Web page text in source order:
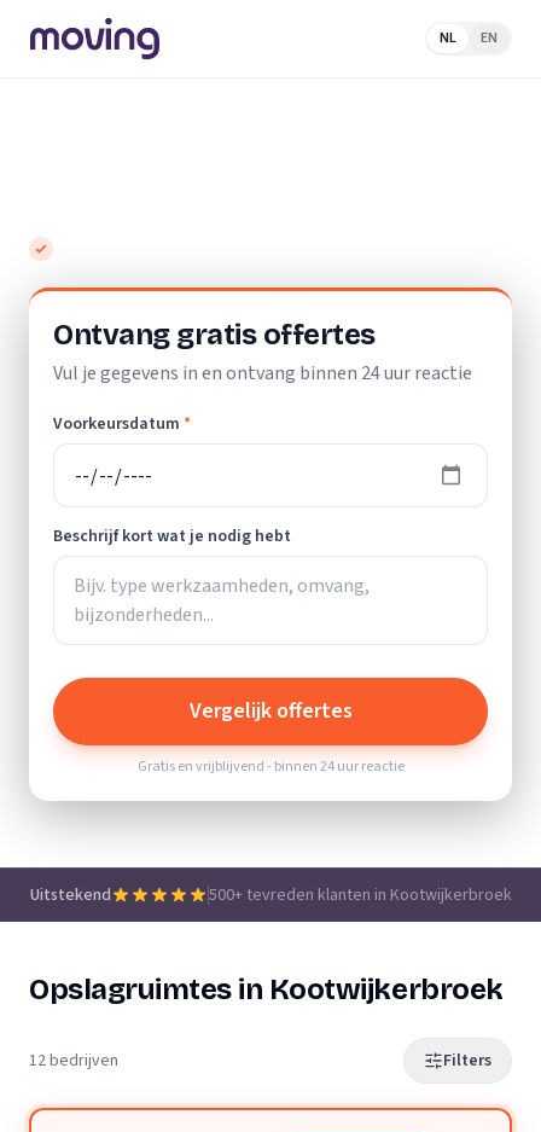
NL EN
Ontvang gratis offertes
Vul je gegevens in en ontvang binnen 24 uur reactie
Voorkeursdatum *
Beschrijf kort wat je nodig hebt
Vergelijk offertes
Gratis en vrijblijvend - binnen 24 uur reactie
Uitstekend 500+ tevreden klanten in Kootwijkerbroek
Opslagruimtes in Kootwijkerbroek
12 bedrijven Filters